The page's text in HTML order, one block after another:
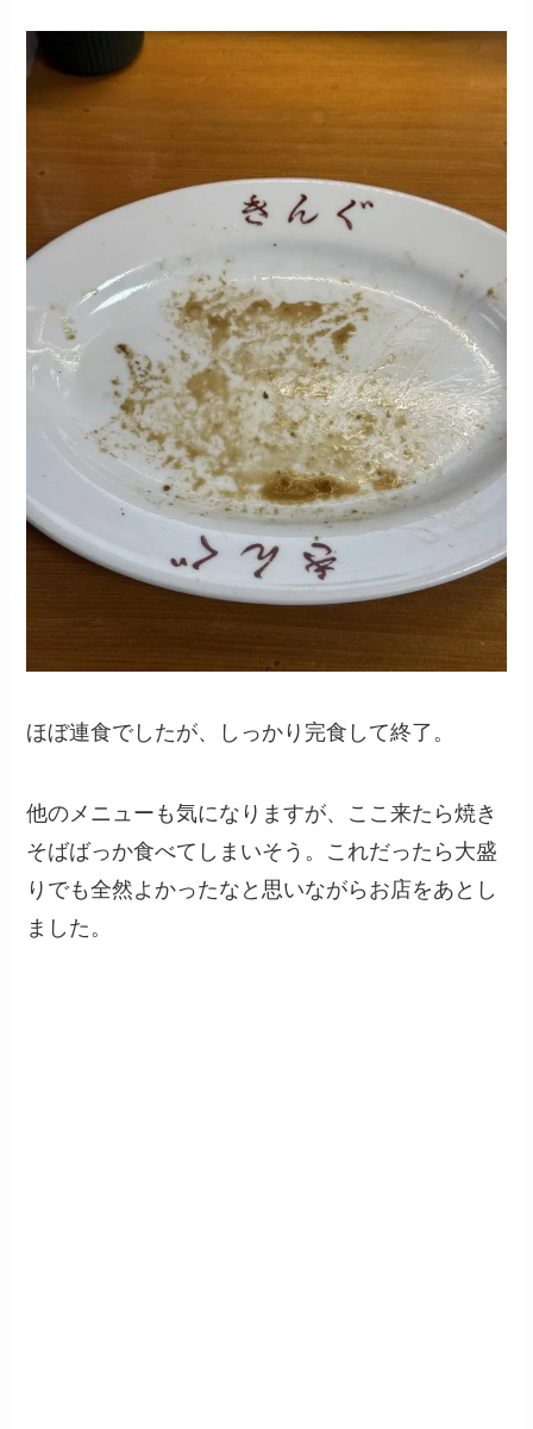
ほぼ連食でしたが、しっかり完食して終了。
他のメニューも気になりますが、ここ来たら焼き
そばばっか食べてしまいそう。これだったら大盛
りでも全然よかったなと思いながらお店をあとし
ました。